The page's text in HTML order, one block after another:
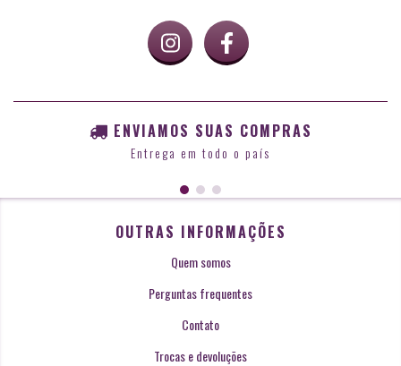
ENVIAMOS SUAS COMPRAS
Entrega em todo o país
OUTRAS INFORMAÇÕES
Quem somos
Perguntas frequentes
Contato
Trocas e devoluções